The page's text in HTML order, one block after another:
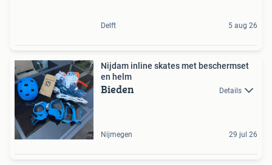
Delft 5 aug 26
Nijdam inline skates met beschermset
en helm
Bieden Details
Nijmegen 29 jul 26